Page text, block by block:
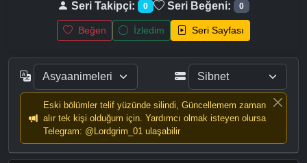
Seri Takipçi: 0 Seri Beğeni: 0
Beğen İzledim Seri Sayfası
Eski bölümler telif yüzünde silindi, Güncellemem zaman
alır tek kişi olduğum için. Yardımcı olmak isteyen olursa
Telegram: @Lordgrim_01 ulaşabilir